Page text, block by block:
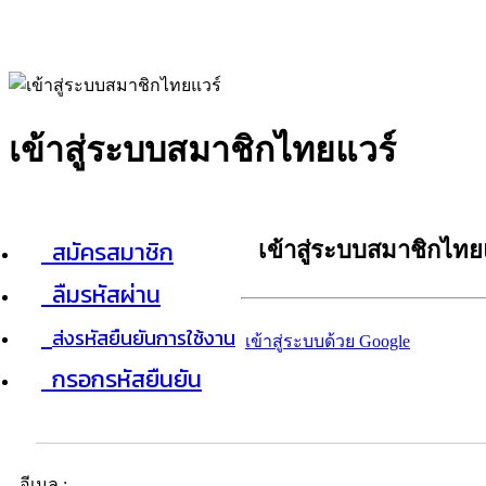
เข้าสู่ระบบสมาชิกไทยแวร์
สมัครสมาชิก
ลืมรหัสผ่าน
ส่งรหัสยืนยันการใช้งาน
กรอกรหัสยืนยัน
เข้าสู่ระบบสมาชิกไท
เข้าสู่ระบบด้วย Google